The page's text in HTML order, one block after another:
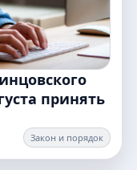
принять
Закон и порядок